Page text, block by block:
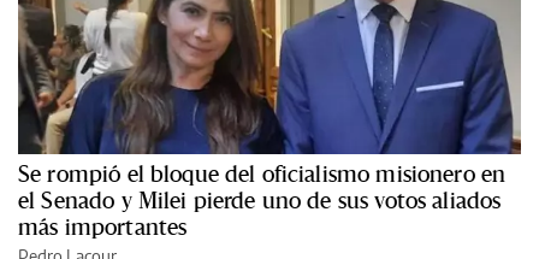
Se rompió el bloque del oficialismo misionero en
el Senado y Milei pierde uno de sus votos aliados
más importantes